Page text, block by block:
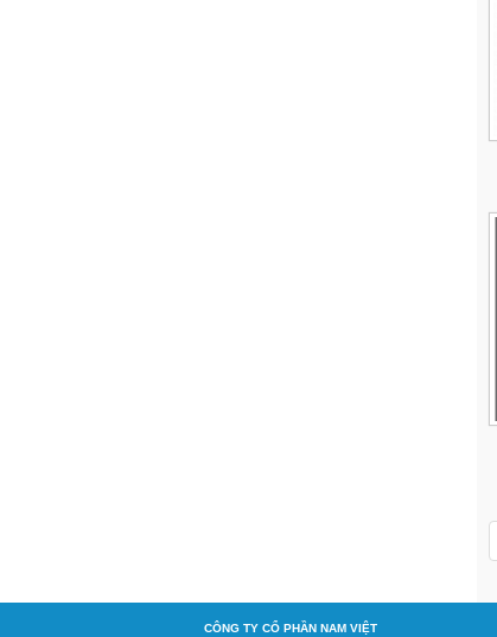
CÔNG TY CỔ PHẦN NAM VIỆT